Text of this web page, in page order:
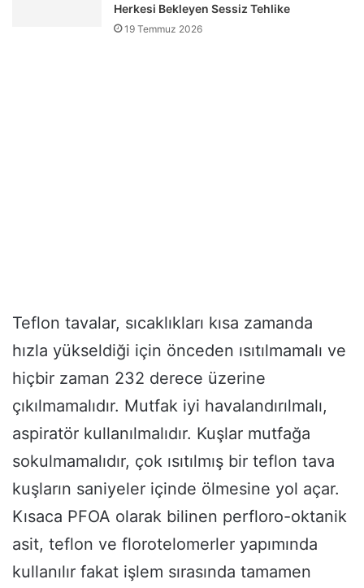
Herkesi Bekleyen Sessiz Tehlike
19 Temmuz 2026
Teflon tavalar, sıcaklıkları kısa zamanda
hızla yükseldiği için önceden ısıtılmamalı ve
hiçbir zaman 232 derece üzerine
çıkılmamalıdır. Mutfak iyi havalandırılmalı,
aspiratör kullanılmalıdır. Kuşlar mutfağa
sokulmamalıdır, çok ısıtılmış bir teflon tava
kuşların saniyeler içinde ölmesine yol açar.
Kısaca PFOA olarak bilinen perfloro-oktanik
asit, teflon ve florotelomerler yapımında
kullanılır fakat işlem sırasında tamamen